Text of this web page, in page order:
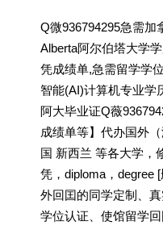
Q微936794295急需加
Alberta阿尔伯塔大学
凭成绩单,急需留学学
智能(AI)计算机专业学
阿大毕业证Q薇
成绩单等】代办国外
国 新西兰 等各大学，
凭，diploma，degree
外回囯的同学定制、
学位认证、使馆留学